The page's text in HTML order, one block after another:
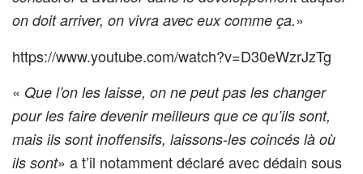
on doit arriver, on vivra avec eux comme ça.»
https://www.youtube.com/watch?v=D30eWzrJzTg
« Que l’on les laisse, on ne peut pas les changer
pour les faire devenir meilleurs que ce qu’ils sont,
mais ils sont inoffensifs, laissons-les coincés là où
ils sont» a t’il notamment déclaré avec dédain sous